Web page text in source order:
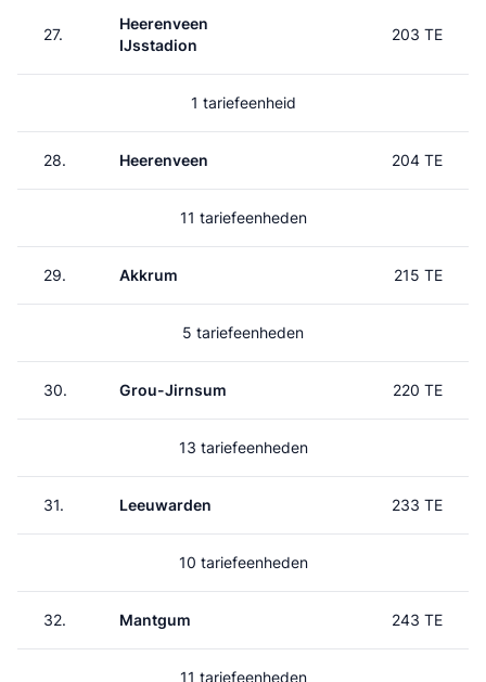
27.
Heerenveen
IJsstadion
203 TE
1 tariefeenheid
28. Heerenveen 204 TE
11 tariefeenheden
29. Akkrum 215 TE
5 tariefeenheden
30. Grou-Jirnsum 220 TE
13 tariefeenheden
31. Leeuwarden 233 TE
10 tariefeenheden
32. Mantgum 243 TE
11 tariefeenheden